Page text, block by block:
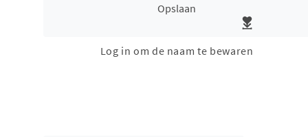
Opslaan
Log in om de naam te bewaren